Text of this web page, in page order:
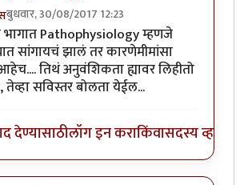
बुधवार, 30/08/2017 12:23
toडॉ.दमा अनुवंशीक असतो का?by
भागात Pathophysiology म्हणजे
सांगायचं झालं तर कारणेमीमांसा
तिथं अनुवंशिकता ह्यावर लिहीतो
सविस्तर बोलता येईल...
देण्यासाठीलॉग इन कराकिंवासदस्य व्हा